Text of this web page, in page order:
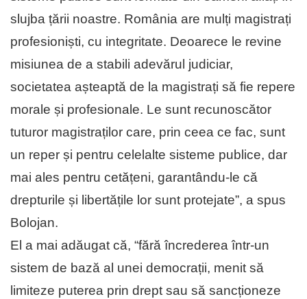
slujba țării noastre. România are mulți magistrați
profesioniști, cu integritate. Deoarece le revine
misiunea de a stabili adevărul judiciar,
societatea așteaptă de la magistrați să fie repere
morale și profesionale. Le sunt recunoscător
tuturor magistraților care, prin ceea ce fac, sunt
un reper și pentru celelalte sisteme publice, dar
mai ales pentru cetățeni, garantându-le că
drepturile și libertățile lor sunt protejate”, a spus
Bolojan.
El a mai adăugat că, “fără încrederea într-un
sistem de bază al unei democrații, menit să
limiteze puterea prin drept sau să sancționeze